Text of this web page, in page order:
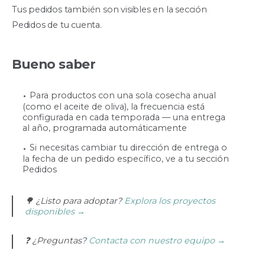
Tus pedidos también son visibles en la sección
Pedidos de tu cuenta.
Bueno saber
Para productos con una sola cosecha anual
(como el aceite de oliva), la frecuencia está
configurada en cada temporada — una entrega
al año, programada automáticamente
Si necesitas cambiar tu dirección de entrega o
la fecha de un pedido específico, ve a tu sección
Pedidos
🌳 ¿Listo para adoptar? Explora los proyectos
disponibles →
❓ ¿Preguntas? Contacta con nuestro equipo →